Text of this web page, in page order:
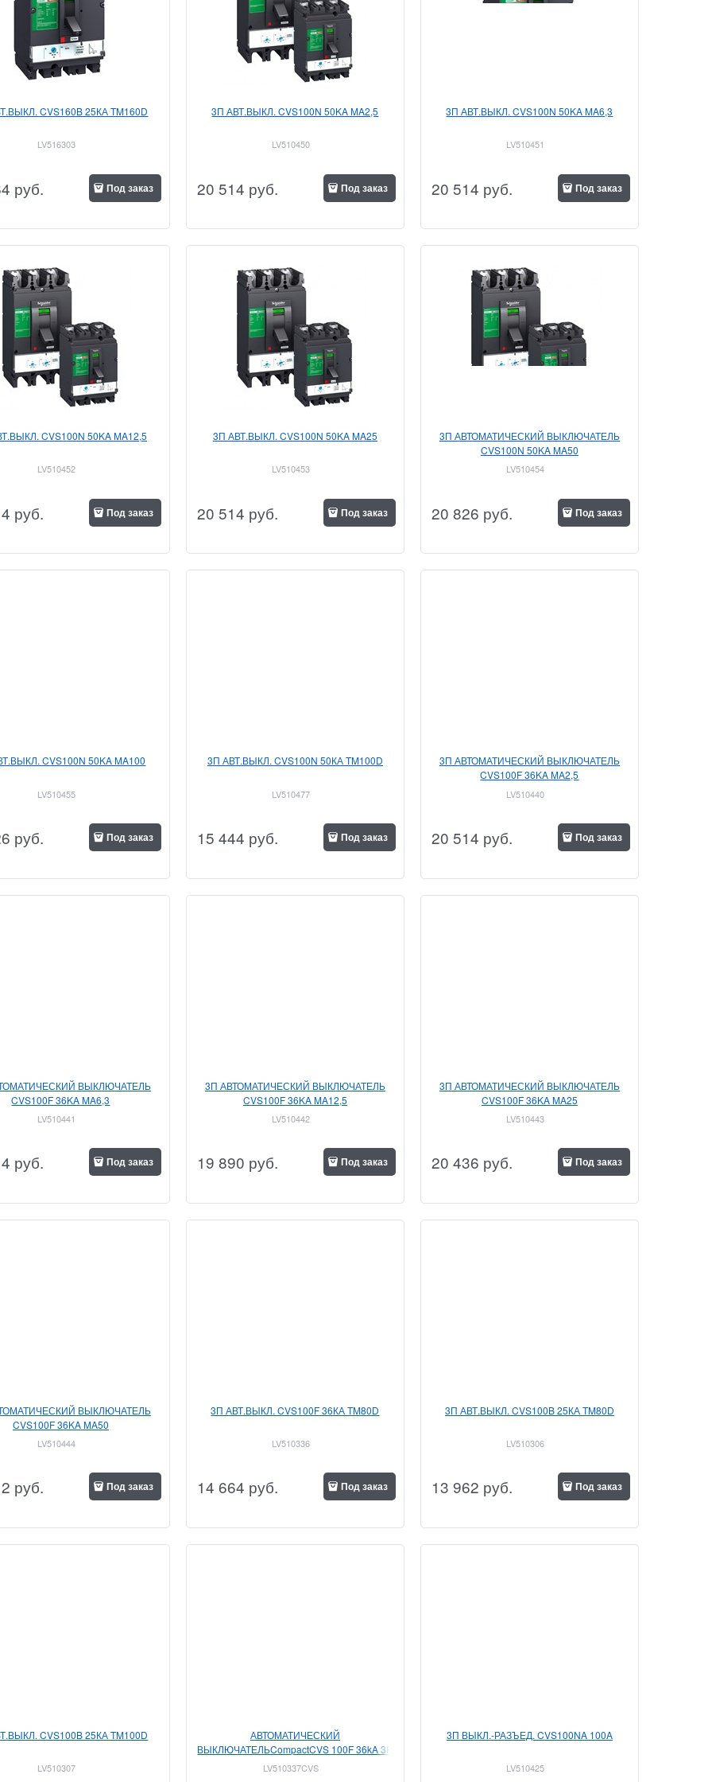
CVS160B 25КА TM160D
LV516303
руб. Под заказ
3П АВТ.ВЫКЛ. CVS100N 50KA MA2,5
LV510450
20 514 руб. Под заказ
3П АВТ.ВЫКЛ. CVS100N 50KA MA6,3
LV510451
20 514 руб. Под заказ
CVS100N 50KA MA12,5
LV510452
руб. Под заказ
3П АВТ.ВЫКЛ. CVS100N 50KA MA25
LV510453
20 514 руб. Под заказ
3П АВТОМАТИЧЕСКИЙ ВЫКЛЮЧАТЕЛЬ
CVS100N 50KA MA50
LV510454
20 826 руб. Под заказ
CVS100N 50KA MA100
LV510455
руб. Под заказ
3П АВТ.ВЫКЛ. CVS100N 50КА TM100D
LV510477
15 444 руб. Под заказ
3П АВТОМАТИЧЕСКИЙ ВЫКЛЮЧАТЕЛЬ
CVS100F 36KA MA2,5
LV510440
20 514 руб. Под заказ
ВЫКЛЮЧАТЕЛЬ
CVS100F 36KA MA6,3
LV510441
руб. Под заказ
3П АВТОМАТИЧЕСКИЙ ВЫКЛЮЧАТЕЛЬ
CVS100F 36KA MA12,5
LV510442
19 890 руб. Под заказ
3П АВТОМАТИЧЕСКИЙ ВЫКЛЮЧАТЕЛЬ
CVS100F 36KA MA25
LV510443
20 436 руб. Под заказ
ВЫКЛЮЧАТЕЛЬ
CVS100F 36KA MA50
LV510444
руб. Под заказ
3П АВТ.ВЫКЛ. CVS100F 36КА TM80D
LV510336
14 664 руб. Под заказ
3П АВТ.ВЫКЛ. CVS100B 25КА TM80D
LV510306
13 962 руб. Под заказ
CVS100B 25КА TM100D
LV510307
АВТОМАТИЧЕСКИЙ
ВЫКЛЮЧАТЕЛЬCompactCVS 100F 36kA 3P
TM100D
LV510337CVS
3П ВЫКЛ.-РАЗЪЕД. CVS100NA 100A
LV510425